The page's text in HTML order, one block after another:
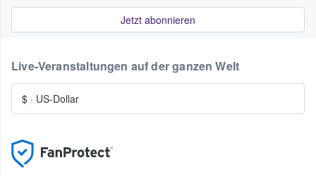
Jetzt abonnieren
Live-Veranstaltungen auf der ganzen Welt
$ · US-Dollar